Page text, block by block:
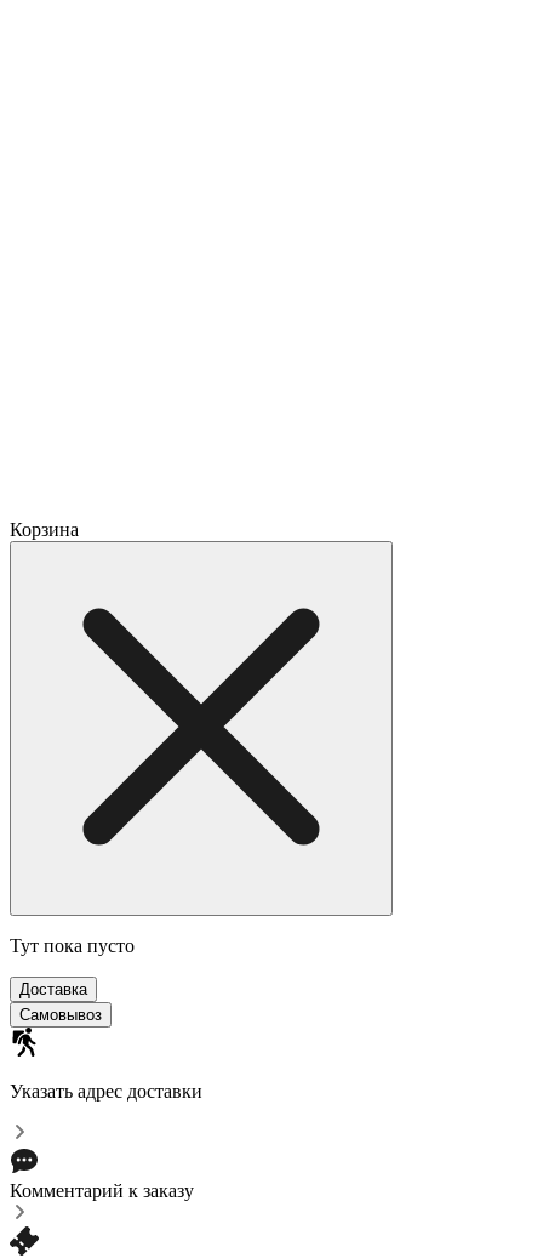
Корзина
Тут пока пусто
Доставка
Самовывоз
Указать адрес доставки
Комментарий к заказу